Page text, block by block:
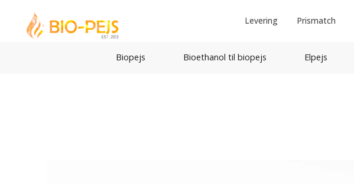
Levering Prismatch
Biopejs Bioethanol til biopejs Elpejs